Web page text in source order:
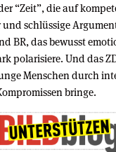
“Zeit”, die auf
schlüssige
BR, das bewusst
polarisiere. Und das
Menschen durch
bringe.